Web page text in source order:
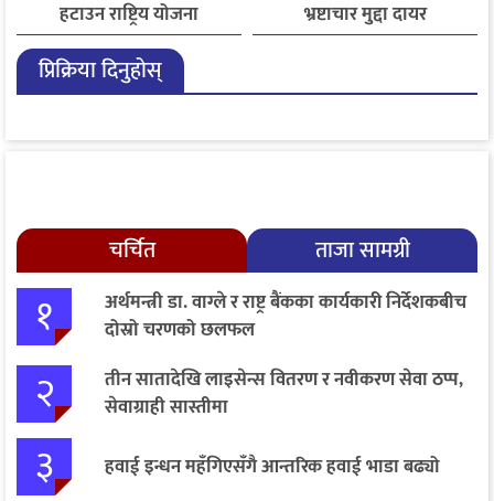
हटाउन राष्ट्रिय योजना
आयोगसमक्ष होटल संघ
बागमतीका पाँचबुँदे माग
भ्रष्टाचार मुद्दा दायर
प्रिक्रिया दिनुहोस्
चर्चित ताजा सामग्री
१
अर्थमन्त्री डा. वाग्ले र राष्ट्र बैंकका कार्यकारी निर्देशकबीच
दोस्रो चरणको छलफल
२
तीन सातादेखि लाइसेन्स वितरण र नवीकरण सेवा ठप्प,
सेवाग्राही सास्तीमा
३ हवाई इन्धन महँगिएसँगै आन्तरिक हवाई भाडा बढ्यो